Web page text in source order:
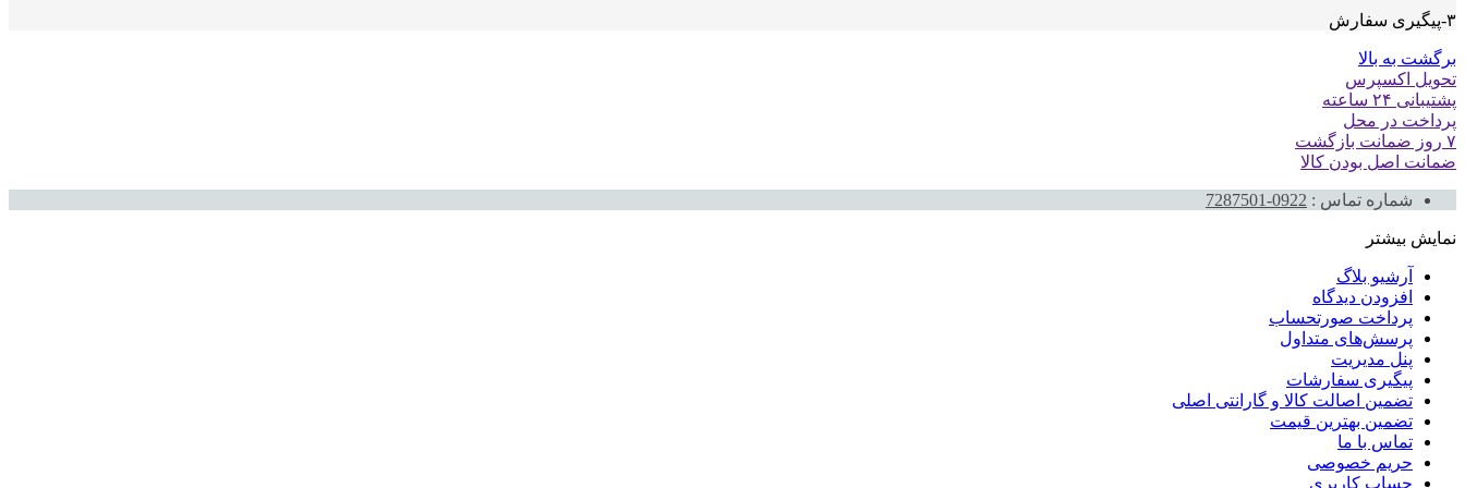
۳-پیگیری سفارش
برگشت به بالا
تحویل اکسپرس
پشتیبانی ۲۴ ساعته
پرداخت در محل
۷ روز ضمانت بازگشت
ضمانت اصل بودن کالا
شماره تماس : 0922-7287501
نمایش بیشتر
آرشیو بلاگ
افزودن دیدگاه
پرداخت صورتحساب
پرسش‌های متداول
پنل مدیریت
پیگیری سفارشات
تضمین اصالت کالا و گارانتی اصلی
تضمین بهترین قیمت
تماس با ما
حریم خصوصی
حساب کاربری